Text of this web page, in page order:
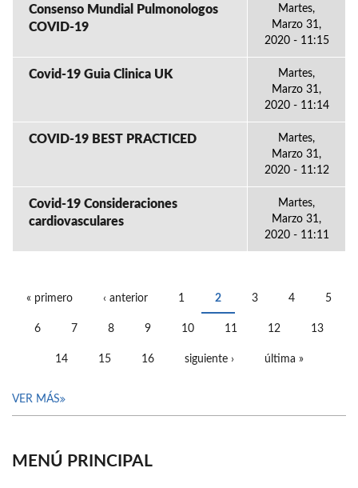
Consenso Mundial Pulmonologos
COVID-19
Martes,
Marzo 31,
2020 - 11:15
Covid-19 Guia Clinica UK
Martes,
Marzo 31,
2020 - 11:14
COVID-19 BEST PRACTICED
Martes,
Marzo 31,
2020 - 11:12
Covid-19 Consideraciones
cardiovasculares
Martes,
Marzo 31,
2020 - 11:11
« primero ‹ anterior 1 2 3 4 5
6 7 8 9 10 11 12 13
14 15 16 siguiente › última »
VER MÁS
MENÚ PRINCIPAL